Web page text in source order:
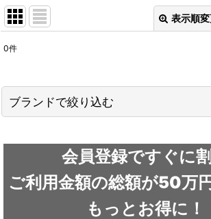
表示順
並び順
0件
ブランドで絞り込む
outdoor element / アウトドアエレメント
会員登録ですぐに割
ご利用金額の総額が50万
もっとお得に！